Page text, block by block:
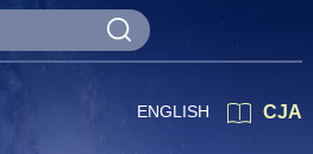
CJA
ENGLISH